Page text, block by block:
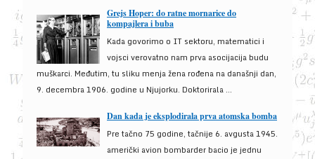
Grejs Hoper: do ratne mornarice do
kompajlera i buba
Kada govorimo o IT sektoru, matematici i
vojsci verovatno nam prva asocijacija budu
muškarci. Međutim, tu sliku menja žena rođena na današnji dan,
9. decembra 1906. godine u Njujorku. Doktorirala ...
Dan kada je eksplodirala prva atomska bomba
Pre tačno 75 godine, tačnije 6. avgusta 1945.
američki avion bombarder bacio je jednu